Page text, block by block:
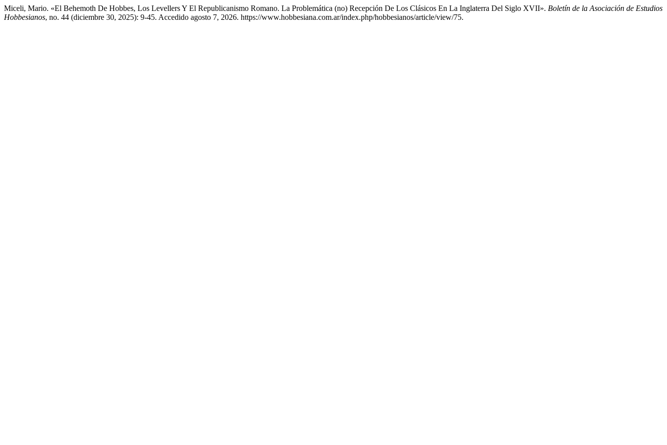
Miceli, Mario. «El Behemoth De Hobbes, Los Levellers Y El Republicanismo Romano. La Problemática (no) Recepción De Los Clásicos En La Inglaterra Del Siglo XVII». Boletín de la Asociación de Estudios
Hobbesianos, no. 44 (diciembre 30, 2025): 9-45. Accedido agosto 7, 2026. https://www.hobbesiana.com.ar/index.php/hobbesianos/article/view/75.